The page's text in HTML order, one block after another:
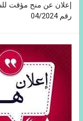
رقم 04/2024